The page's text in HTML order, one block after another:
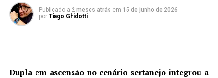
Publicado a 2 meses atrás em 15 de junho de 2026
por Tiago Ghidotti
Dupla em ascensão no cenário sertanejo integrou a